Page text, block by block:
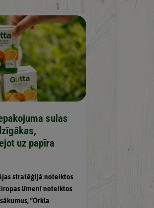
sulas
uz papīra
stratēģijā noteiktos
līmenī noteiktos
“Orkla